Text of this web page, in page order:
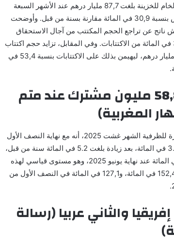
أفادت مديرية الدراسات والتوقعات المالية بأن الاكتتابات الخام للخزينة بلغت 87,7 مليار درهم عند الأشهر السبعة
الأولى من سنة 2025، بما فيها عمليات التبادل، أي بانكماش بنسبة 30,9 في المائة مقارنة بسنة من قبل. وأوضحت
ناتج عن تراجع الحجم المكتتب من آجال الاستحقاق
الطويلة بنسبة 62,4 في المائة إلى 27,6 مليار درهم، أي 31,5 في المائة من الاكتتابات. وفي المقابل، تزايد حجم اكتتاب
آجال الاستحقاق المتوسطة بنسبة 3,8 في المائة إلى 46,9 مليار درهم، ليهيمن بذلك على الاكتتابات بنسبة 53,4 في
الهاتف المحمول بالمغرب.. 58,8 مليون مشترك عند متم
أفادت مديرية الدراسات والتوقعات المالية، في نشرتها الأخيرة للظرفية الشهر غشت 2025، أنه مع نهاية النصف الأول
من سنة 2025 ارتفع عدد مشتركي الهاتف المحمول بنسبة 3.2 في المائة، بعد زيادة بلغت 5.2 في المائة سنة من قبل،
ليصل إلى 58,8 مليون مشترك، بمعدل انتشار بلغ 159,5 في المائة عند نهاية يونيو 2025، وهو مستوى قياسي لهذه
الفترة من السنة. وكان هذا المستوى قد بلغ قبل سنة نسبة 152,4 في المائة، و127,1 في المائة في النصف الأول من
والثاني عربيا (رسالة